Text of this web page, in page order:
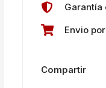
Garantía
Envio
Compartir